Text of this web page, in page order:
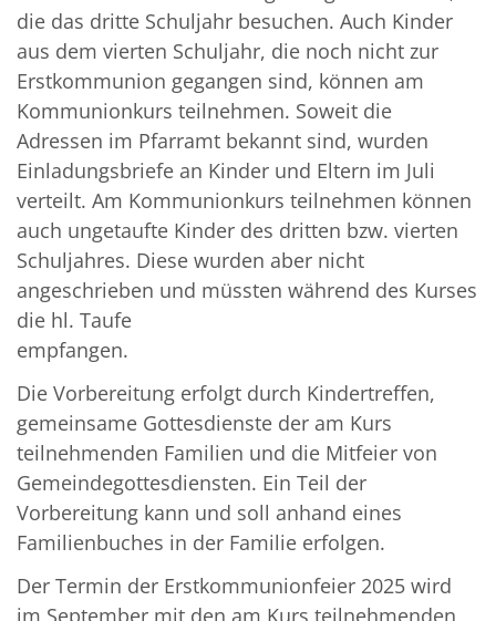
die das dritte Schuljahr besuchen. Auch Kinder
aus dem vierten Schuljahr, die noch nicht zur
Erstkommunion gegangen sind, können am
Kommunionkurs teilnehmen. Soweit die
Adressen im Pfarramt bekannt sind, wurden
Einladungsbriefe an Kinder und Eltern im Juli
verteilt. Am Kommunionkurs teilnehmen können
auch ungetaufte Kinder des dritten bzw. vierten
Schuljahres. Diese wurden aber nicht
angeschrieben und müssten während des Kurses
die hl. Taufe
empfangen.
Die Vorbereitung erfolgt durch Kindertreffen,
gemeinsame Gottesdienste der am Kurs
teilnehmenden Familien und die Mitfeier von
Gemeindegottesdiensten. Ein Teil der
Vorbereitung kann und soll anhand eines
Familienbuches in der Familie erfolgen.
Der Termin der Erstkommunionfeier 2025 wird